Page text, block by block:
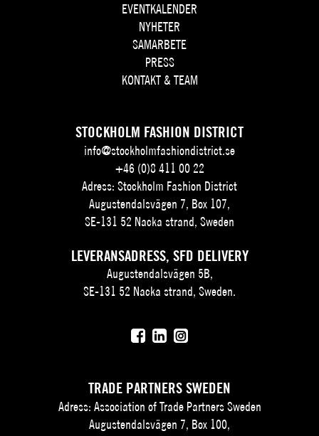
EVENTKALENDER
NYHETER
SAMARBETE
PRESS
KONTAKT & TEAM
STOCKHOLM FASHION DISTRICT
info@stockholmfashiondistrict.se
+46 (0)8 411 00 22
Adress: Stockholm Fashion District
Augustendalsvägen 7, Box 107,
SE-131 52 Nacka strand, Sweden
LEVERANSADRESS, SFD DELIVERY
Augustendalsvägen 5B,
SE-131 52 Nacka strand, Sweden.
TRADE PARTNERS SWEDEN
Adress: Association of Trade Partners Sweden
Augustendalsvägen 7, Box 100,